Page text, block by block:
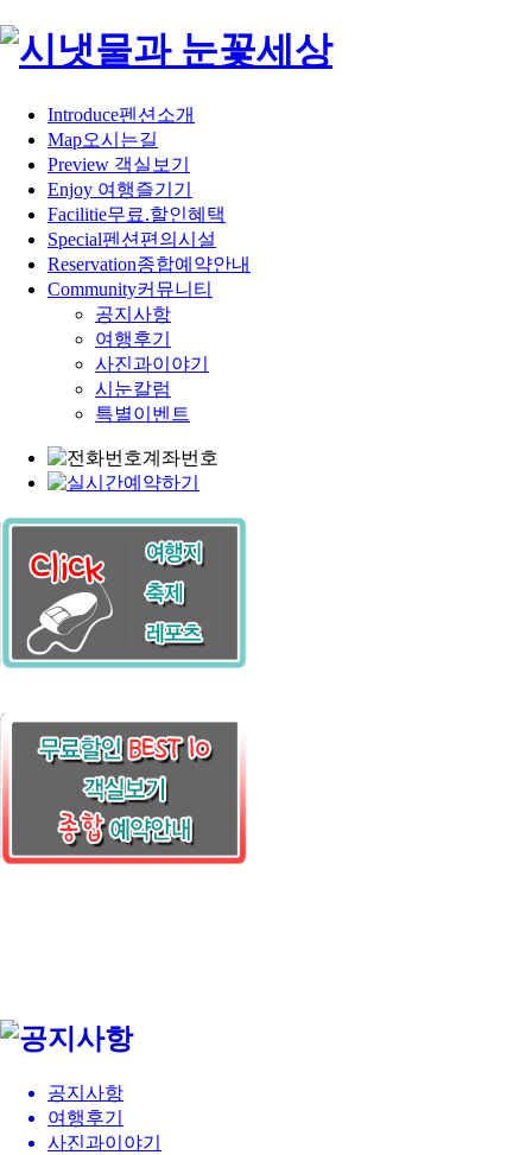
Introduce펜션소개
Map오시는길
Preview 객실보기
Enjoy 여행즐기기
Facilitie무료.할인혜택
Special펜션편의시설
Reservation종합예약안내
Community커뮤니티
공지사항
여행후기
사진과이야기
시눈칼럼
특별이벤트
공지사항
여행후기
사진과이야기